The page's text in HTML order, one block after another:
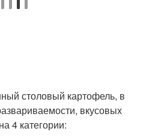
столовый картофель, в
вкусовых
4 категории: